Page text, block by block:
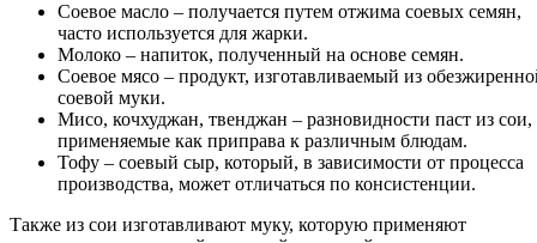
Соевое масло – получается путем отжима соевых семян,
часто используется для жарки.
Молоко – напиток, полученный на основе семян.
Соевое мясо – продукт, изготавливаемый из
соевой муки.
Мисо, кочхуджан, твенджан – разновидности паст из сои,
применяемые как приправа к различным блюдам.
Тофу – соевый сыр, который, в зависимости от процесса
производства, может отличаться по консистенции.
Также из сои изготавливают муку, которую применяют